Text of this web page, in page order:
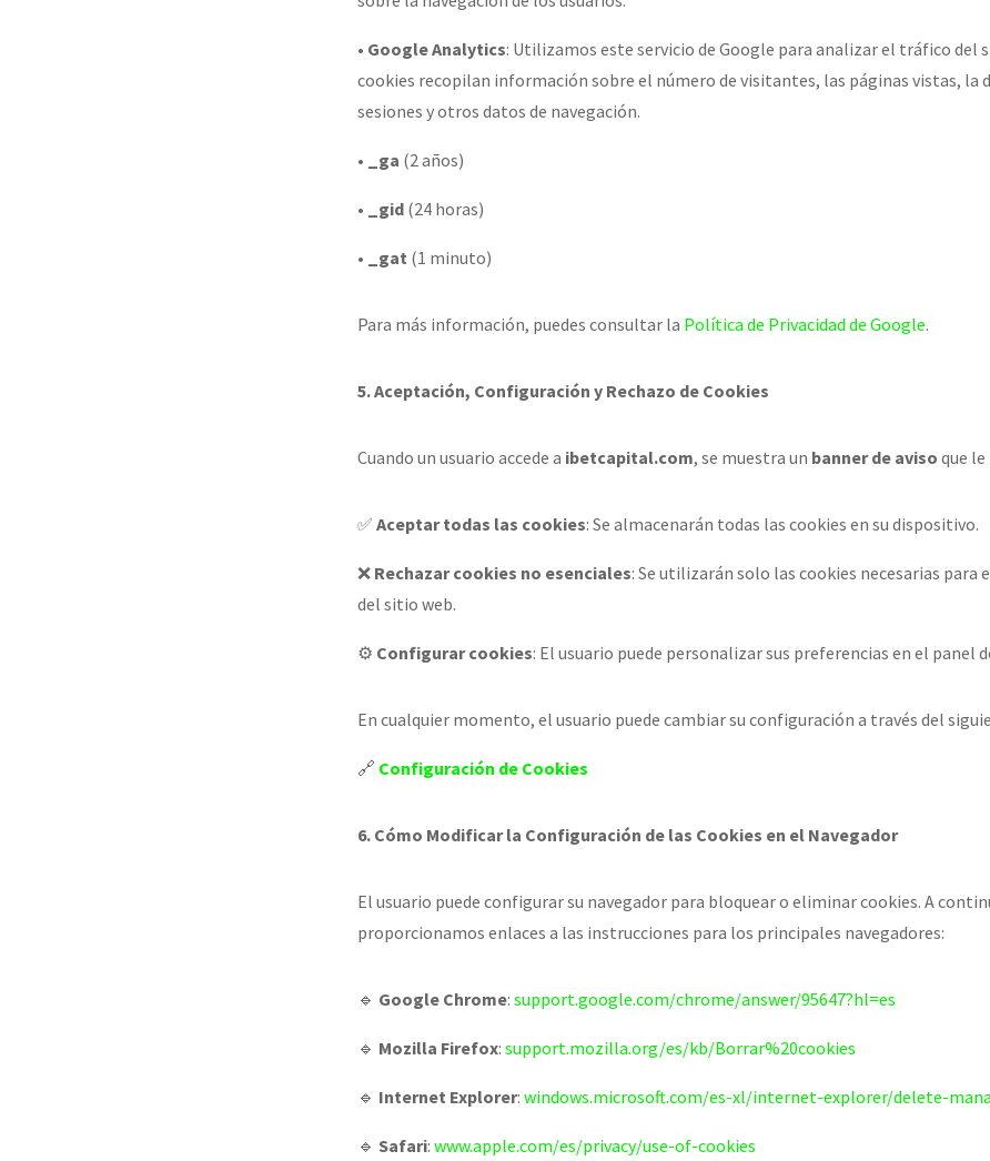
• Google Analytics: Utilizamos este servicio de Google para analizar el tráfico del
cookies recopilan información sobre el número de visitantes, las páginas vistas, la
sesiones y otros datos de navegación.
• _ga (2 años)
• _gid (24 horas)
• _gat (1 minuto)
Para más información, puedes consultar la Política de Privacidad de Google.
5. Aceptación, Configuración y Rechazo de Cookies
Cuando un usuario accede a ibetcapital.com, se muestra un banner de aviso que
✅ Aceptar todas las cookies: Se almacenarán todas las cookies en su dispositivo.
❌ Rechazar cookies no esenciales: Se utilizarán solo las cookies necesarias
del sitio web.
⚙️ Configurar cookies: El usuario puede personalizar sus preferencias en el panel
En cualquier momento, el usuario puede cambiar su configuración a través del
🔗 Configuración de Cookies
6. Cómo Modificar la Configuración de las Cookies en el Navegador
El usuario puede configurar su navegador para bloquear o eliminar cookies. A
proporcionamos enlaces a las instrucciones para los principales navegadores:
🔹 Google Chrome: support.google.com/chrome/answer/95647?hl=es
🔹 Mozilla Firefox: support.mozilla.org/es/kb/Borrar%20cookies
🔹 Internet Explorer: windows.microsoft.com/es-xl/internet-explorer/delete-
🔹 Safari: www.apple.com/es/privacy/use-of-cookies